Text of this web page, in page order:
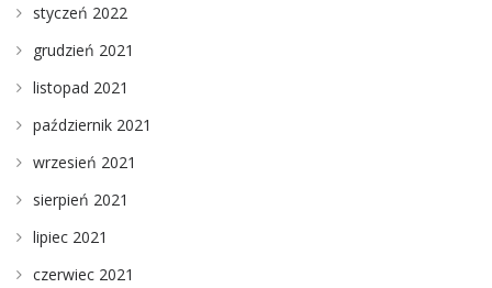
styczeń 2022
grudzień 2021
listopad 2021
październik 2021
wrzesień 2021
sierpień 2021
lipiec 2021
czerwiec 2021